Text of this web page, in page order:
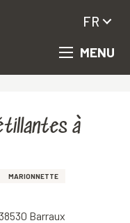
MENU
FR
à
MARIONNETTE
Barraux